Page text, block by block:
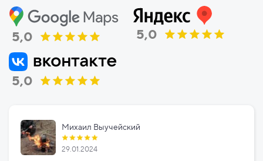
5,0 5,0
5,0
Михаил Выучейский
29.01.2024